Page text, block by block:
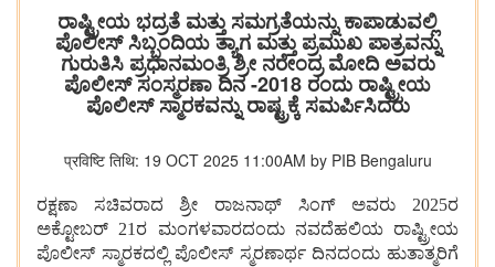
ರಾಷ್ಟ್ರೀಯ ಭದ್ರತೆ ಮತ್ತು ಸಮಗ್ರತೆಯನ್ನು ಕಾಪಾಡುವಲ್ಲಿ
ಪೊಲೀಸ್ ಸಿಬ್ಬಂದಿಯ ತ್ಯಾಗ ಮತ್ತು ಪ್ರಮುಖ ಪಾತ್ರವನ್ನು
ಗುರುತಿಸಿ ಪ್ರಧಾನಮಂತ್ರಿ ಶ್ರೀ ನರೇಂದ್ರ ಮೋದಿ ಅವರು
ಪೊಲೀಸ್ ಸಂಸ್ಮರಣಾ ದಿನ -2018 ರಂದು ರಾಷ್ಟ್ರೀಯ
ಪೊಲೀಸ್ ಸ್ಮಾರಕವನ್ನು ರಾಷ್ಟ್ರಕ್ಕೆ ಸಮರ್ಪಿಸಿದರು
प्रविष्टि तिथि: 19 OCT 2025 11:00AM by PIB Bengaluru
ರಕ್ಷಣಾ ಸಚಿವರಾದ ಶ್ರೀ ರಾಜನಾಥ್ ಸಿಂಗ್ ಅವರು 2025ರ
ಅಕ್ಟೋಬರ್ 21ರ ಮಂಗಳವಾರದಂದು ನವದೆಹಲಿಯ ರಾಷ್ಟ್ರೀಯ
ಪೊಲೀಸ್ ಸ್ಮಾರಕದಲ್ಲಿ ಪೊಲೀಸ್ ಸ್ಮರಣಾರ್ಥ ದಿನದಂದು ಹುತಾತ್ಮರಿಗೆ